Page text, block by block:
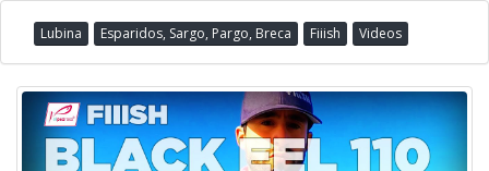
Lubina Esparidos, Sargo, Pargo, Breca Fiiish Videos